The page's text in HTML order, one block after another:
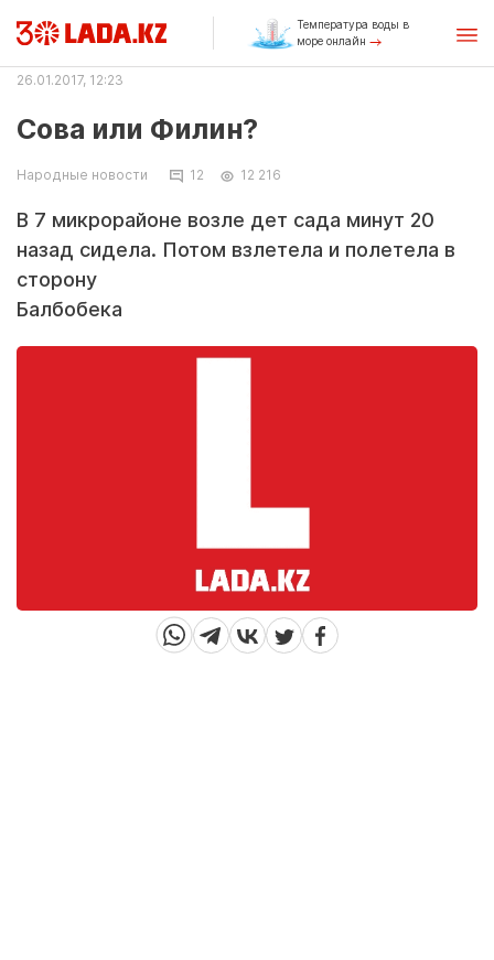
Температура воды в
море онлайн
26.01.2017, 12:23
Сова или Филин?
Народные новости 12 12 216
В 7 микрорайоне возле дет сада минут 20
назад сидела. Потом взлетела и полетела в
сторону
Балбобека